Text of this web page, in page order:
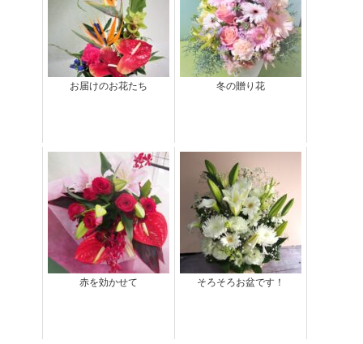
お届けのお花たち 冬の贈り花
赤を効かせて そろそろお盆です！